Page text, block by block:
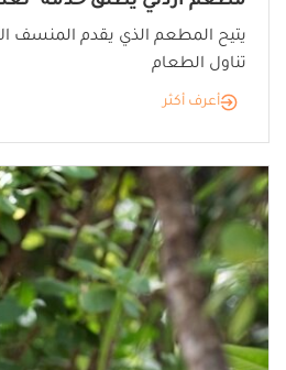
يتيح المطعم الذي يقدم المنسف
تناول الطعام
أعرف أكثر